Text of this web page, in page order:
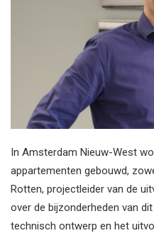
In Amsterdam Nieuw-West
appartementen gebouwd,
Rotten, projectleider van de
over de bijzonderheden van
technisch ontwerp en het